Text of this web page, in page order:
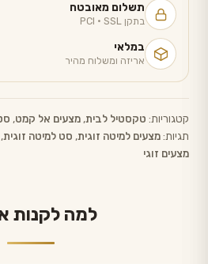
תשלום מאובטח
בתקן PCI · SSL
במלאי
אריזה ומשלוח מהיר
קטגוריות: טקסטיל לבית, מצעים אל קמט,
תגיות:מצעים למיטה זוגית‏, סט למיטה זוגית‏,
מצעים זוגי
למה לקנות